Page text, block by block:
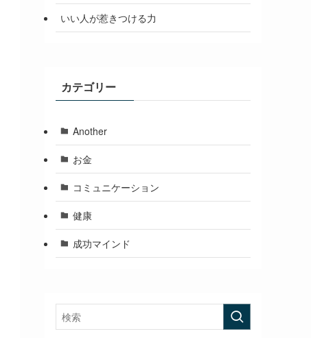
いい人が惹きつける力
カテゴリー
Another
お金
コミュニケーション
健康
成功マインド